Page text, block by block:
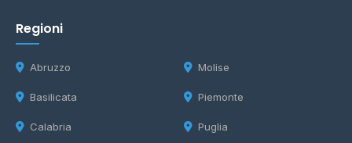
Regioni
Abruzzo
Basilicata
Calabria
Molise
Piemonte
Puglia